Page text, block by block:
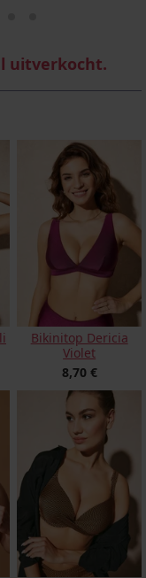
uitverkocht.
Bikinitop Dericia
Violet
8,70 €